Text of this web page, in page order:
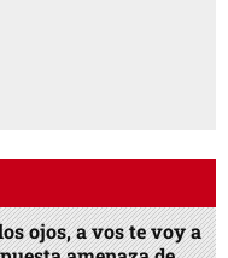
ojos, a vos te voy a